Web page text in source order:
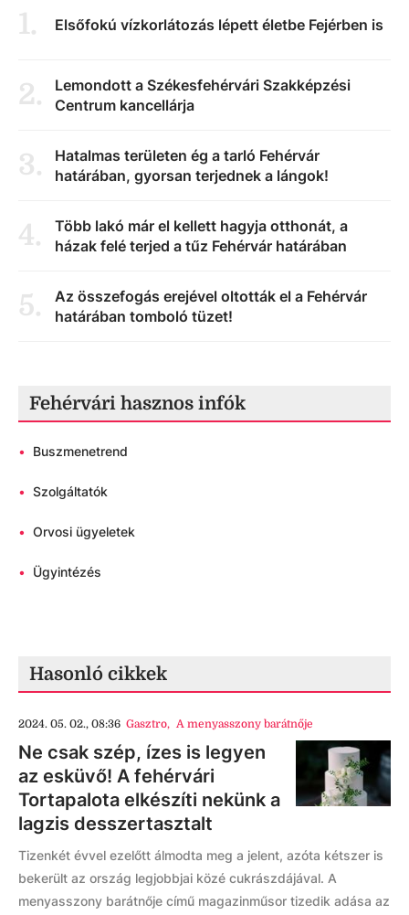
1. Elsőfokú vízkorlátozás lépett életbe Fejérben is
2.
Lemondott a Székesfehérvári Szakképzési
Centrum kancellárja
3.
Hatalmas területen ég a tarló Fehérvár
határában, gyorsan terjednek a lángok!
4.
Több lakó már el kellett hagyja otthonát, a
házak felé terjed a tűz Fehérvár határában
5.
Az összefogás erejével oltották el a Fehérvár
határában tomboló tüzet!
Fehérvári hasznos infók
• Buszmenetrend
• Szolgáltatók
• Orvosi ügyeletek
• Ügyintézés
Hasonló cikkek
2024. 05. 02., 08:36 Gasztro, A menyasszony barátnője
Ne csak szép, ízes is legyen
az esküvő! A fehérvári
Tortapalota elkészíti nekünk a
lagzis desszertasztalt
Tizenkét évvel ezelőtt álmodta meg a jelent, azóta kétszer is
bekerült az ország legjobbjai közé cukrászdájával. A
menyasszony barátnője című magazinműsor tizedik adása az